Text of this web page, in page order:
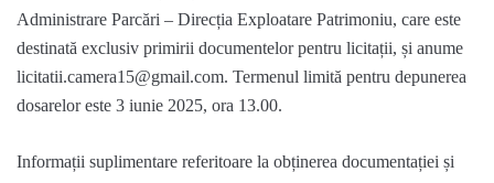
Administrare Parcări – Direcția Exploatare Patrimoniu, care este
destinată exclusiv primirii documentelor pentru licitații, și anume
licitatii.camera15@gmail.com. Termenul limită pentru depunerea
dosarelor este 3 iunie 2025, ora 13.00.
Informații suplimentare referitoare la obținerea documentației și